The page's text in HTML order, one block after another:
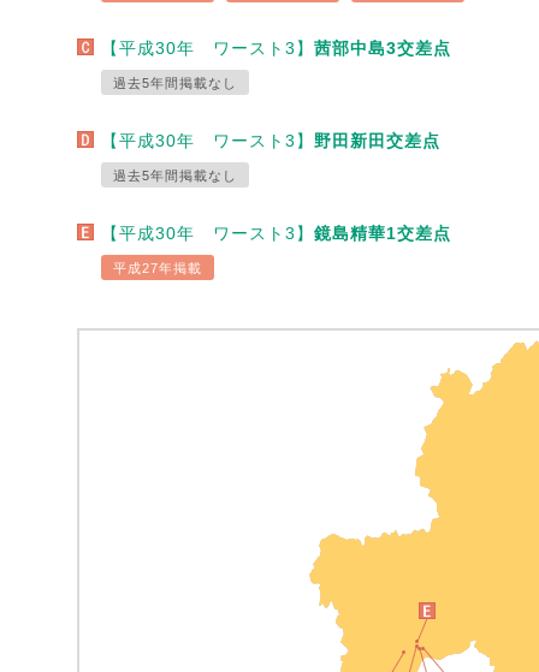
【平成30年 ワースト3】 茜部中島3交差点
過去5年間掲載なし
【平成30年 ワースト3】 野田新田交差点
過去5年間掲載なし
【平成30年 ワースト3】 鏡島精華1交差点
平成27年掲載